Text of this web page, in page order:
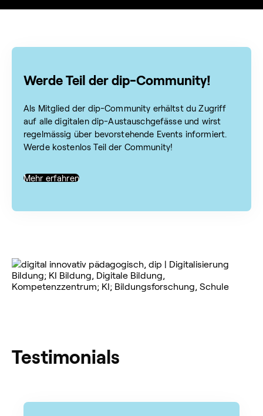
Werde Teil der dip-Community!
Als Mitglied der dip-Community erhältst du Zugriff
auf alle digitalen dip-Austauschgefässe und wirst
regelmässig über bevorstehende Events informiert.
Werde kostenlos Teil der Community!
Mehr erfahren
Testimonials